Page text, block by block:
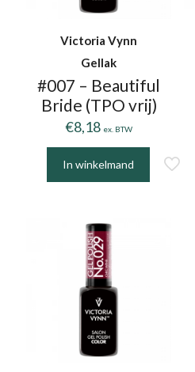
Victoria Vynn
Gellak
#007 – Beautiful
Bride (TPO vrij)
€8,18 ex. BTW
In winkelmand